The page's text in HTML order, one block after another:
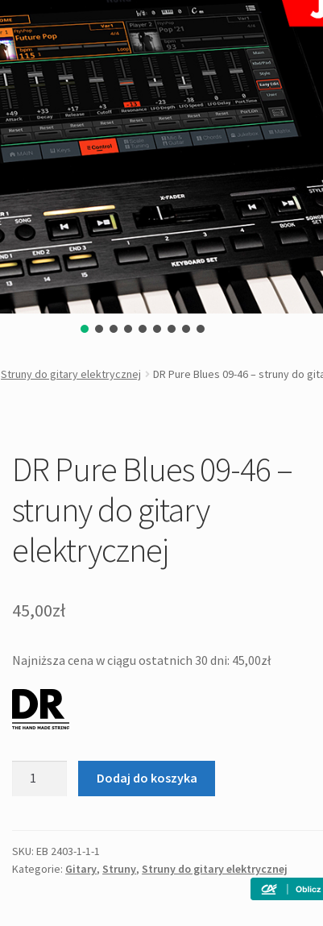
Struny do gitary elektrycznej DR Pure Blues 09-46 – struny do
DR Pure Blues 09-46 –
struny do gitary
elektrycznej
45,00zł
Najniższa cena w ciągu ostatnich 30 dni: 45,00zł
09-
46
Dodaj do koszyka
SKU:EB 2403-1-1-1
Kategorie: Gitary, Struny, Struny do gitary elektrycznej